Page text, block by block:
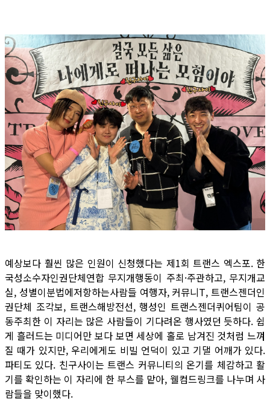
예상보다 훨씬 많은 인원이 신청했다는 제1회 트랜스 엑스포. 한
국성소수자인권단체연합 무지개행동이 주최·주관하고, 무지개교
실, 성별이분법에저항하는사람들 여행자, 커뮤니T, 트랜스젠더인
권단체 조각보, 트랜스해방전선, 행성인 트랜스젠더퀴어팀이 공
동주최한 이 자리는 많은 사람들이 기다려온 행사였던 듯하다. 쉽
게 흘러드는 미디어만 보다 보면 세상에 홀로 남겨진 것처럼 느껴
질 때가 있지만, 우리에게도 비빌 언덕이 있고 기댈 어깨가 있다.
파티도 있다. 친구사이는 트랜스 커뮤니티의 온기를 체감하고 활
기를 확인하는 이 자리에 한 부스를 맡아, 웰컴드링크를 나누며 사
람들을 맞이했다.